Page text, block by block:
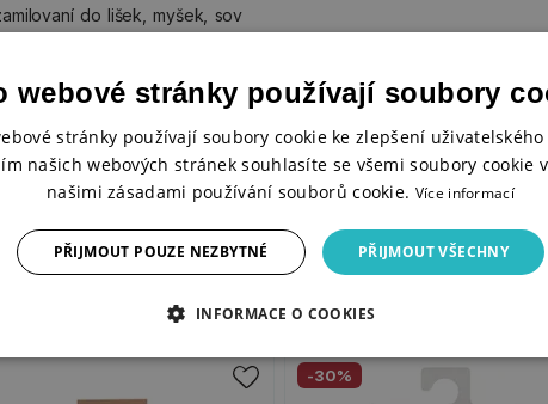
do lišek, myšek, sov
a další motivy na různých
zvířata, mazlíčci i exotičtější
-30%
webové stránky používají soubory
stránky používají soubory cookie ke zlepšení
našich webových stránek souhlasíte se všemi soubory cookie
našimi zásadami používání souborů cookie. Více informací
PŘIJMOUT VŠECHNY
PŘIJMOUT POUZE NEZBYTNÉ
INFORMACE O COOKIES